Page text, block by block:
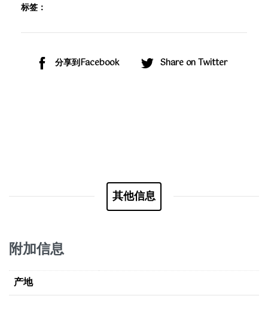
标签：
分享到Facebook Share on Twitter
其他信息
附加信息
产地